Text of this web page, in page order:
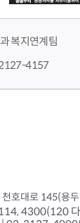
복지연계팀
4157
호대로 145(용
4300(120